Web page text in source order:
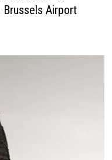
Brussels Airport